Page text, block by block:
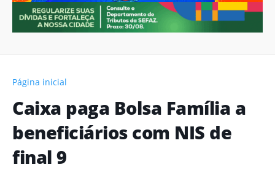
Página inicial
Caixa paga Bolsa Família a
beneficiários com NIS de
final 9